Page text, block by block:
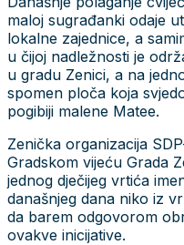
maloj sugrađanki odaje
lokalne zajednice, a
u čijoj nadležnosti je
u gradu Zenici, a na
spomen ploča koja
pogibiji malene Matee.
Zenička organizacija
Gradskom vijeću Grada
jednog dječijeg vrtića
današnjeg dana niko iz
da barem odgovorom
ovakve inicijative.